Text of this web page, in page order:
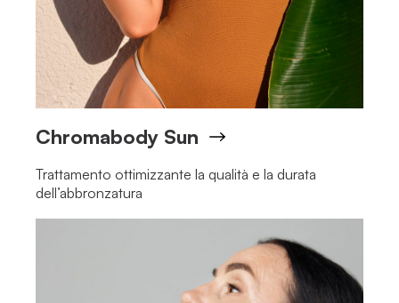
Chromabody Sun
Trattamento ottimizzante la qualità e la durata
dell’abbronzatura